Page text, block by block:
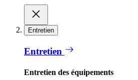
Entretien
Entretien
Entretien des équipements